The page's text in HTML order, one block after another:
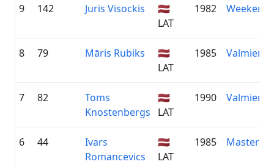
9 142 Juris Visockis
🇱🇻
LAT
1982 Weekend
8 79 Māris Rubiks
🇱🇻
LAT
1985
7 82
Toms
Knostenbergs
🇱🇻
LAT
1990
6 44
Ivars
Romancevics
🇱🇻
LAT
1985 Masteri